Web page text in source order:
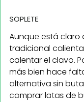
SOPLETE
Aunque está claro
tradicional
calentar el clavo.
más bien hace
alternativa sin
comprar latas de